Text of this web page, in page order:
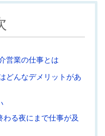
営業の仕事とは
どんなデメリットがあ
わる夜にまで仕事が及